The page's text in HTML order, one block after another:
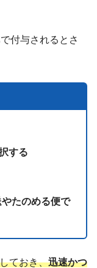
付与されるとさ
する
たのめる便で
しておき、迅速かつ